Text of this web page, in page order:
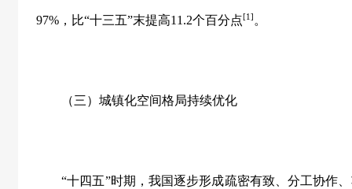
97% ，比“十三五”末提高11.2个百分点[1] 。
（三）城镇化空间格局持续优化
“十四五”时期，我国逐步形成疏密有致、分工协作